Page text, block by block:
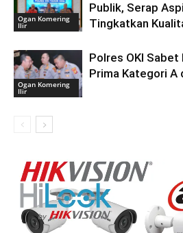
Ogan Komering
Ilir
Publik, Serap
Tingkatkan
Ogan Komering
Ilir
Polres OKI
Prima Kategori A